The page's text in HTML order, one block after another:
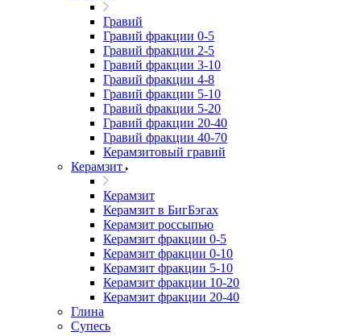
Гравий
Гравий фракции 0-5
Гравий фракции 2-5
Гравий фракции 3-10
Гравий фракции 4-8
Гравий фракции 5-10
Гравий фракции 5-20
Гравий фракции 20-40
Гравий фракции 40-70
Керамзитовый гравий
Керамзит
Керамзит
Керамзит в БигБэгах
Керамзит россыпью
Керамзит фракции 0-5
Керамзит фракции 0-10
Керамзит фракции 5-10
Керамзит фракции 10-20
Керамзит фракции 20-40
Глина
Супесь